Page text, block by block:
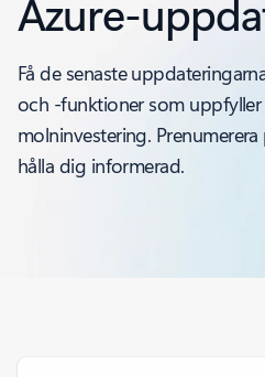
Azure-
Få de senaste
och -funktioner som
molninvestering.
hålla dig informerad.